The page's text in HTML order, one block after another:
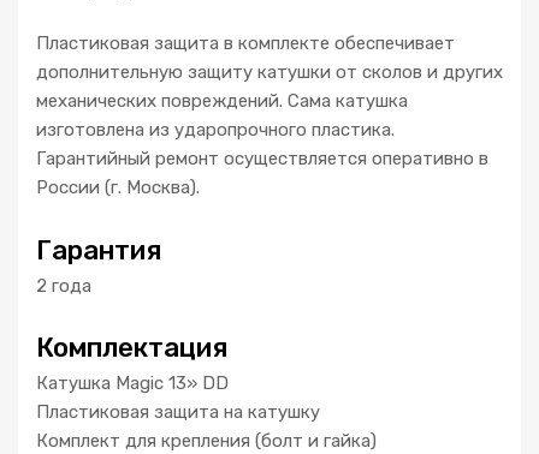
Пластиковая защита в комплекте обеспечивает
дополнительную защиту катушки от сколов и других
механических повреждений. Сама катушка
изготовлена из ударопрочного пластика.
Гарантийный ремонт осуществляется оперативно в
России (г. Москва).
Гарантия
2 года
Комплектация
Катушка Magic 13» DD
Пластиковая защита на катушку
Комплект для крепления (болт и гайка)